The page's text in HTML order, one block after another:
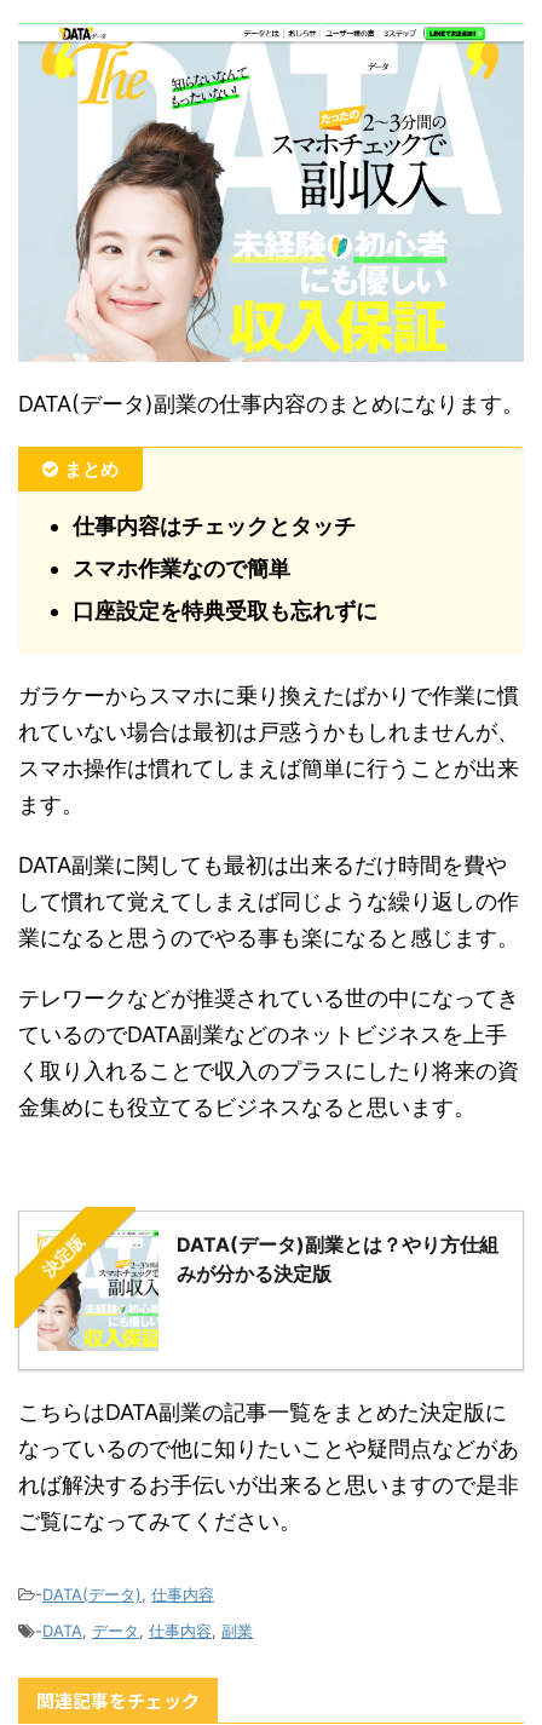
DATA(データ)副業の仕事内容のまとめになります。
まとめ
仕事内容はチェックとタッチ
スマホ作業なので簡単
口座設定を特典受取も忘れずに
ガラケーからスマホに乗り換えたばかりで作業に慣
れていない場合は最初は戸惑うかもしれませんが、
スマホ操作は慣れてしまえば簡単に行うことが出来
ます。
DATA副業に関しても最初は出来るだけ時間を費や
して慣れて覚えてしまえば同じような繰り返しの作
業になると思うのでやる事も楽になると感じます。
テレワークなどが推奨されている世の中になってき
ているのでDATA副業などのネットビジネスを上手
く取り入れることで収入のプラスにしたり将来の資
金集めにも役立てるビジネスなると思います。
決定版
DATA(データ)副業とは？やり方仕組
みが分かる決定版
こちらはDATA副業の記事一覧をまとめた決定版に
なっているので他に知りたいことや疑問点などがあ
れば解決するお手伝いが出来ると思いますので是非
ご覧になってみてください。
-DATA(データ), 仕事内容
-DATA, データ, 仕事内容, 副業
関連記事をチェック